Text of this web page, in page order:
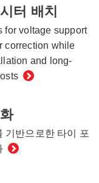
터 배치
for voltage support
correction while
and long-
기반으로한 타이 포